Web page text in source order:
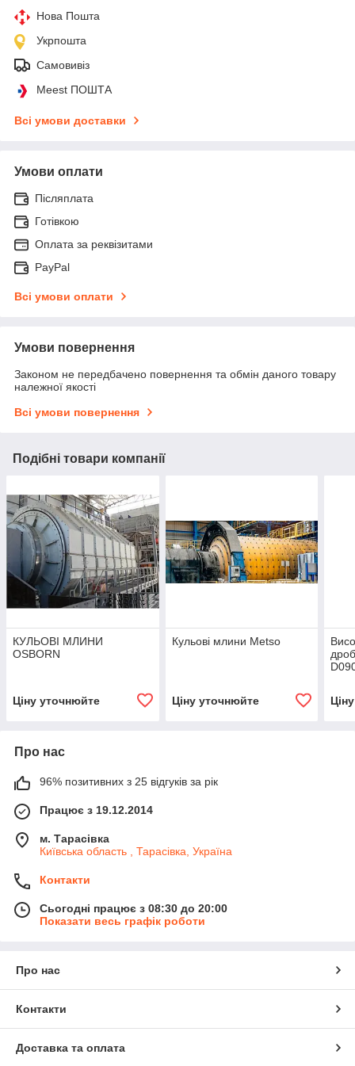
Нова Пошта
Укрпошта
Самовивіз
Meest ПОШТА
Всі умови доставки
Умови оплати
Післяплата
Готівкою
Оплата за реквізитами
PayPal
Всі умови оплати
Умови повернення
Законом не передбачено повернення та обмін даного товару
належної якості
Всі умови повернення
Подібні товари компанії
КУЛЬОВІ МЛИНИ
OSBORN
Ціну уточнюйте
Кульові млини Metso
Ціну уточнюйте
Про нас
96% позитивних з 25 відгуків за рік
Працює з 19.12.2014
м. Тарасівка
Київська область , Тарасівка, Україна
Контакти
Сьогодні працює з 08:30 до 20:00
Показати весь графік роботи
Про нас
Контакти
Доставка та оплата